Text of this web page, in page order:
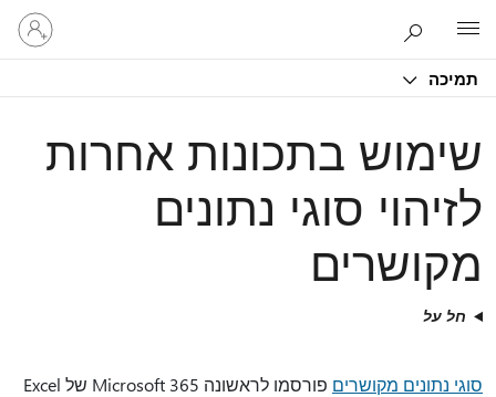
תמיכה
היכנס
לחשבון
שלך
שימוש בתכונות אחרות
לזיהוי סוגי נתונים
מקושרים
חל על
סוגי נתונים מקושרים
פורסמו לראשונה Microsoft 365 של Excel